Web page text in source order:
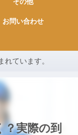
お問い合わせ
ています。
実際の到